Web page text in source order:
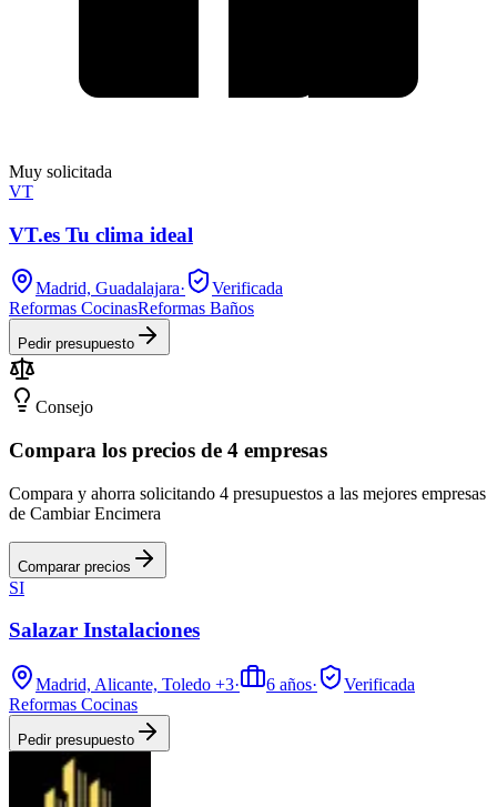
Muy solicitada
VT
VT.es Tu clima ideal
Madrid, Guadalajara·
Verificada
Reformas CocinasReformas Baños
Pedir presupuesto
Consejo
Compara los precios de 4 empresas
Compara y ahorra solicitando 4 presupuestos a las mejores empresas
de Cambiar Encimera
Comparar precios
SI
Salazar Instalaciones
Madrid, Alicante, Toledo +3· 6 años·
Verificada
Reformas Cocinas
Pedir presupuesto